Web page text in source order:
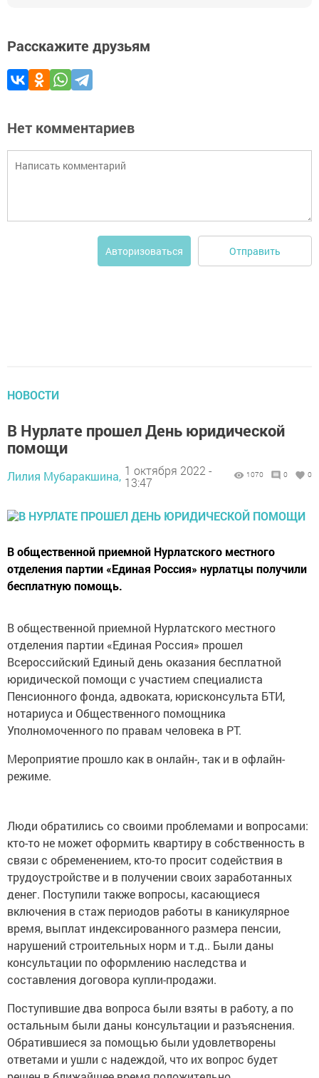
Расскажите друзьям
Нет комментариев
Авторизоваться Отправить
НОВОСТИ
В Нурлате прошел День юридической
помощи
Лилия Мубаракшина, 1 октября 2022 -
13:47
1070 0 0
В общественной приемной Нурлатского местного
отделения партии «Единая Россия» нурлатцы получили
бесплатную помощь.
В общественной приемной Нурлатского местного
отделения партии «Единая Россия» прошел
Всероссийский Единый день оказания бесплатной
юридической помощи с участием специалиста
Пенсионного фонда, адвоката, юрисконсульта БТИ,
нотариуса и Общественного помощника
Уполномоченного по правам человека в РТ.
Мероприятие прошло как в онлайн-, так и в офлайн-
режиме.
Люди обратились со своими проблемами и вопросами:
кто-то не может оформить квартиру в собственность в
связи с обременением, кто-то просит содействия в
трудоустройстве и в получении своих заработанных
денег. Поступили также вопросы, касающиеся
включения в стаж периодов работы в каникулярное
время, выплат индексированного размера пенсии,
нарушений строительных норм и т.д.. Были даны
консультации по оформлению наследства и
составления договора купли-продажи.
Поступившие два вопроса были взяты в работу, а по
остальным были даны консультации и разъяснения.
Обратившиеся за помощью были удовлетворены
ответами и ушли с надеждой, что их вопрос будет